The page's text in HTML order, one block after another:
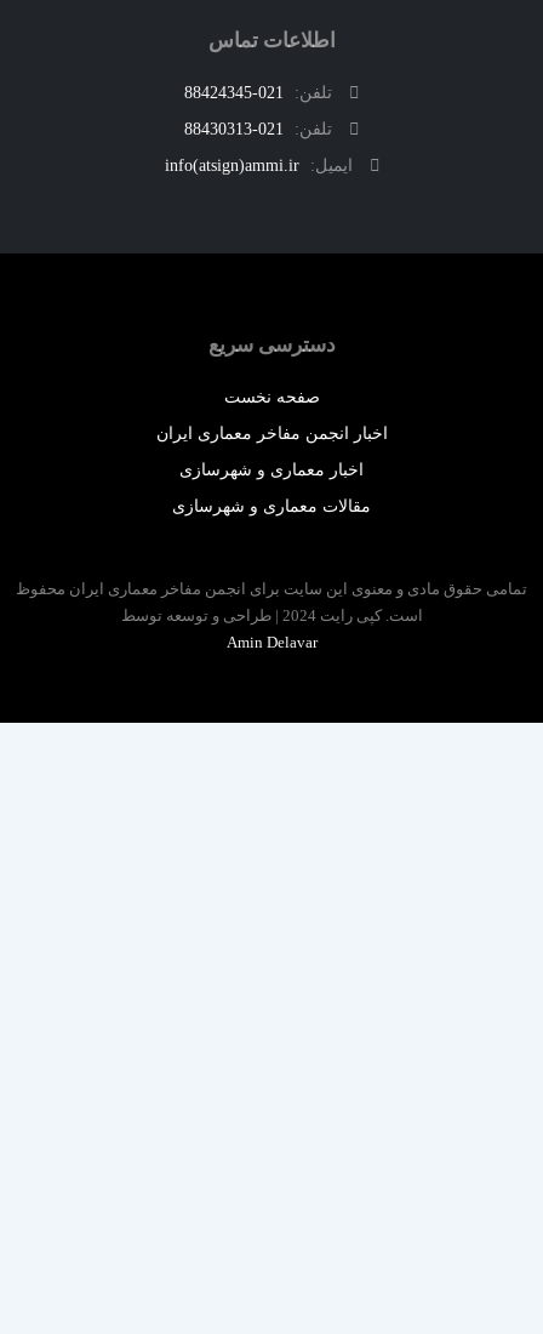
اطلاعات تماس
تلفن:
021-88424345
تلفن:
021-88430313
ایمیل:
info(atsign)ammi.ir
دسترسی سریع
صفحه نخست
اخبار انجمن مفاخر معماری ایران
اخبار معماری و شهرسازی
مقالات معماری و شهرسازی
حقوق مادی و معنوی این سایت برای انجمن مفاخر معماری ایران محفوظ
است. کپی رایت 2024 | طراحی و توسعه توسط
Amin Delavar